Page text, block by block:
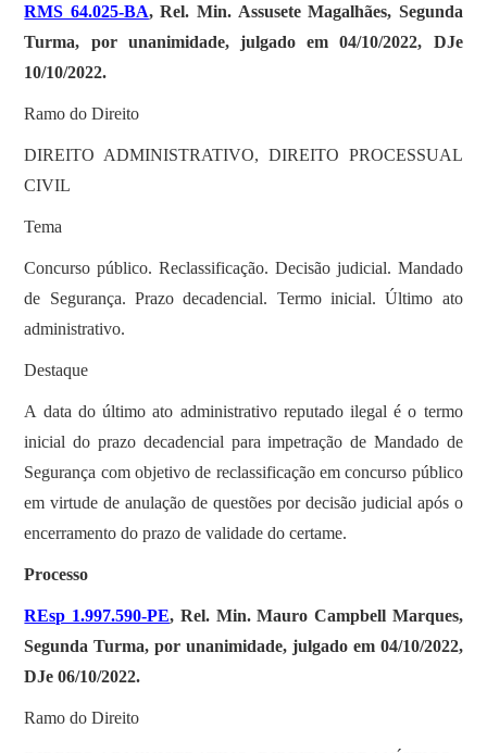
RMS 64.025-BA, Rel. Min. Assusete Magalhães, Segunda
Turma, por unanimidade, julgado em 04/10/2022, DJe
10/10/2022.
Ramo do Direito
DIREITO ADMINISTRATIVO, DIREITO PROCESSUAL
CIVIL
Tema
Concurso público. Reclassificação. Decisão judicial. Mandado
de Segurança. Prazo decadencial. Termo inicial. Último ato
administrativo.
Destaque
A data do último ato administrativo reputado ilegal é o termo
inicial do prazo decadencial para impetração de Mandado de
Segurança com objetivo de reclassificação em concurso público
em virtude de anulação de questões por decisão judicial após o
encerramento do prazo de validade do certame.
Processo
REsp 1.997.590-PE, Rel. Min. Mauro Campbell Marques,
Segunda Turma, por unanimidade, julgado em 04/10/2022,
DJe 06/10/2022.
Ramo do Direito